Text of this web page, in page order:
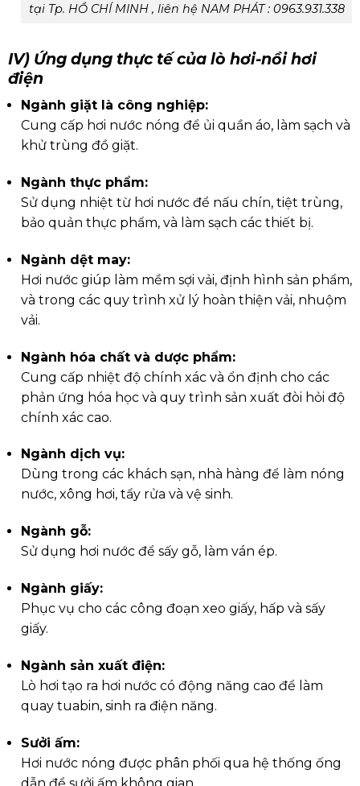
tại Tp. HỒ CHÍ MINH , liên hệ NAM PHÁT : 0963.931.338
IV) Ứng dụng thực tế của lò hơi-nồi hơi
điện
Ngành giặt là công nghiệp:
Cung cấp hơi nước nóng để ủi quần áo, làm sạch và
khử trùng đồ giặt.
Ngành thực phẩm:
Sử dụng nhiệt từ hơi nước để nấu chín, tiệt trùng,
bảo quản thực phẩm, và làm sạch các thiết bị.
Ngành dệt may:
Hơi nước giúp làm mềm sợi vải, định hình sản phẩm,
và trong các quy trình xử lý hoàn thiện vải, nhuộm
vải.
Ngành hóa chất và dược phẩm:
Cung cấp nhiệt độ chính xác và ổn định cho các
phản ứng hóa học và quy trình sản xuất đòi hỏi độ
chính xác cao.
Ngành dịch vụ:
Dùng trong các khách sạn, nhà hàng để làm nóng
nước, xông hơi, tẩy rửa và vệ sinh.
Ngành gỗ:
Sử dụng hơi nước để sấy gỗ, làm ván ép.
Ngành giấy:
Phục vụ cho các công đoạn xeo giấy, hấp và sấy
giấy.
Ngành sản xuất điện:
Lò hơi tạo ra hơi nước có động năng cao để làm
quay tuabin, sinh ra điện năng.
Sưởi ấm:
Hơi nước nóng được phân phối qua hệ thống ống
dẫn để sưởi ấm không gian.